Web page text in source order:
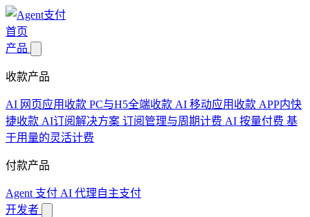
首页
产品
收款产品
AI 网页应用收款 PC与H5全端收款 AI 移动应用收款 APP内快
捷收款 AI订阅解决方案 订阅管理与周期计费 AI 按量付费 基
于用量的灵活计费
付款产品
Agent 支付 AI 代理自主支付
开发者